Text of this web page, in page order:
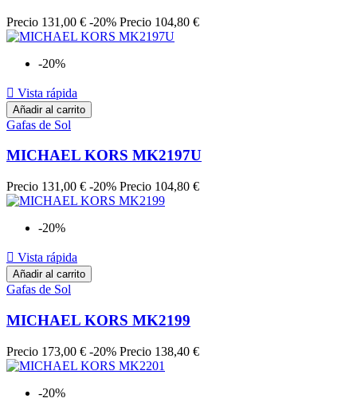
Precio 131,00 € -20% Precio 104,80 €
-20%
 Vista rápida
Añadir al carrito
Gafas de Sol
MICHAEL KORS MK2197U
Precio 131,00 € -20% Precio 104,80 €
-20%
 Vista rápida
Añadir al carrito
Gafas de Sol
MICHAEL KORS MK2199
Precio 173,00 € -20% Precio 138,40 €
-20%